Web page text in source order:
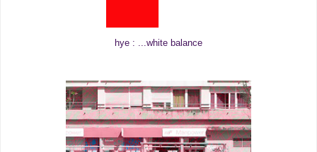
hye : ...white balance